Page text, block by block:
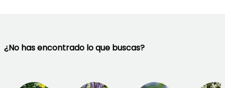
¿No has encontrado lo que buscas?